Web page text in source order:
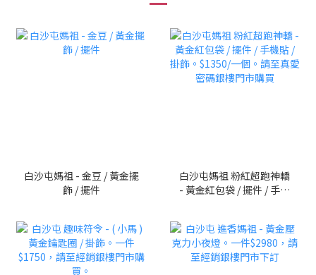
白沙屯媽祖 - 金豆 / 黃金擺
飾 / 擺件
白沙屯媽祖 粉紅超跑神轎
- 黃金紅包袋 / 擺件 / 手機
買